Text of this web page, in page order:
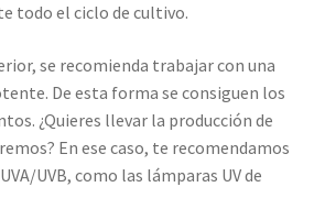
todo el ciclo de cultivo.
se recomienda trabajar con una
De esta forma se consiguen los
¿Quieres llevar la producción de
En ese caso, te recomendamos
UVB, como las lámparas UV de